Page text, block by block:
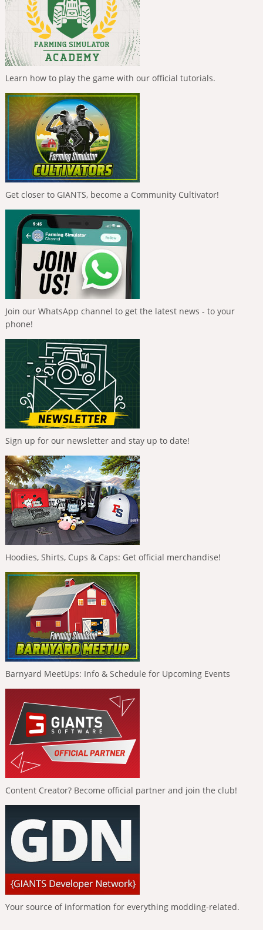
Learn how to play the game with our official tutorials.
Get closer to GIANTS, become a Community Cultivator!
Join our WhatsApp channel to get the latest news - to your
phone!
Sign up for our newsletter and stay up to date!
Hoodies, Shirts, Cups & Caps: Get official merchandise!
Barnyard MeetUps: Info & Schedule for Upcoming Events
Content Creator? Become official partner and join the club!
Your source of information for everything modding-related.